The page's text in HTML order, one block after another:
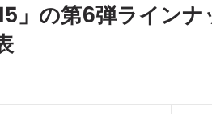
」の第6弾ライン